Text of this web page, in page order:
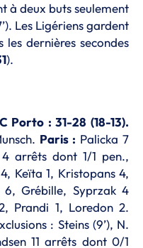
à deux buts seulement
Les Ligériens gardent
dernières secondes
).
Porto : 31-28 (18-13).
Paris : Palicka 7
arrêts dont 1/1 pen.,
Keïta 1, Kristopans 4,
6, Grébille, Syprzak 4
Prandi 1, Loredon 2.
: Steins (9’), N.
11 arrêts dont 0/1